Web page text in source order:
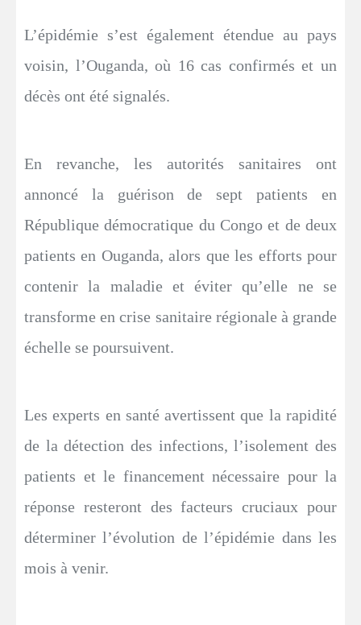
L’épidémie s’est également étendue au pays
voisin, l’Ouganda, où 16 cas confirmés et un
décès ont été signalés.
En revanche, les autorités sanitaires ont
annoncé la guérison de sept patients en
République démocratique du Congo et de deux
patients en Ouganda, alors que les efforts pour
contenir la maladie et éviter qu’elle ne se
transforme en crise sanitaire régionale à grande
échelle se poursuivent.
Les experts en santé avertissent que la rapidité
de la détection des infections, l’isolement des
patients et le financement nécessaire pour la
réponse resteront des facteurs cruciaux pour
déterminer l’évolution de l’épidémie dans les
mois à venir.